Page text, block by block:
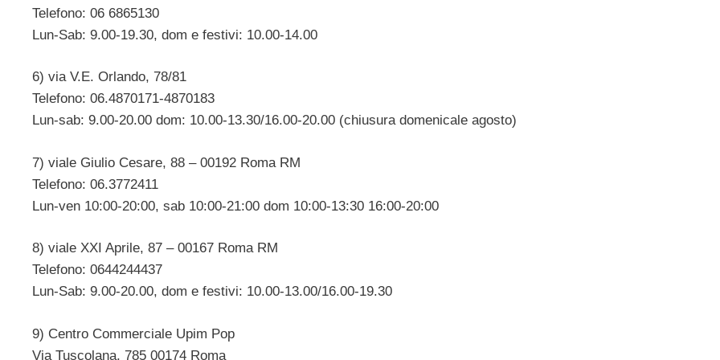
Telefono: 06 6865130
Lun-Sab: 9.00-19.30, dom e festivi: 10.00-14.00
6) via V.E. Orlando, 78/81
Telefono: 06.4870171-4870183
Lun-sab: 9.00-20.00 dom: 10.00-13.30/16.00-20.00 (chiusura domenicale agosto)
7) viale Giulio Cesare, 88 – 00192 Roma RM
Telefono: 06.3772411
Lun-ven 10:00-20:00, sab 10:00-21:00 dom 10:00-13:30 16:00-20:00
8) viale XXI Aprile, 87 – 00167 Roma RM
Telefono: 0644244437
Lun-Sab: 9.00-20.00, dom e festivi: 10.00-13.00/16.00-19.30
9) Centro Commerciale Upim Pop
Via Tuscolana, 785 00174 Roma